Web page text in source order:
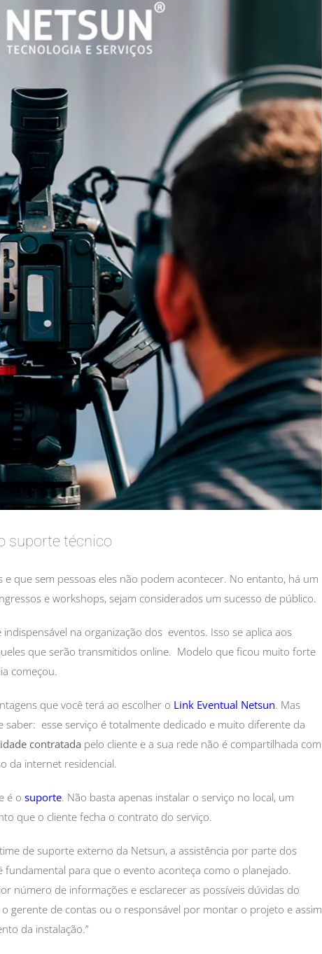
suporte técnico
e que sem pessoas eles não podem acontecer. No entanto, há um
e workshops, sejam considerados um sucesso de público.
na organização dos eventos. Isso se aplica aos
que serão transmitidos online. Modelo que ficou muito forte
começou.
que você terá ao escolher o Link Eventual Netsun. Mas
saber: esse serviço é totalmente dedicado e muito diferente da
contratada pelo cliente e a sua rede não é compartilhada com
da internet residencial.
é o suporte. Não basta apenas instalar o serviço no local, um
que o cliente fecha o contrato do serviço.
de suporte externo da Netsun, a assistência por parte dos
para que o evento aconteça como o planejado.
número de informações e esclarecer as possíveis dúvidas do
gerente de contas ou o responsável por montar o projeto e assim
da instalação.”